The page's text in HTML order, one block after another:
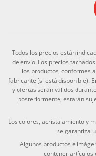
Todos los precios están
de envío. Los precios
los productos, conformes
fabricante (si está disponible).
y ofertas serán válidos
posteriormente, estarán
Los colores, acristalamiento y
se garantiza
Algunos productos e
contener artículos